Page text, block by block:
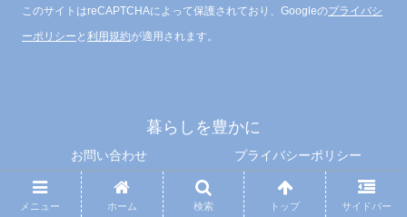
このサイトはreCAPTCHAによって保護されており、Googleのプライバシ
ーポリシー と 利用規約が適用されます。
暮らしを豊かに
お問い合わせ
プライバシーポリシー
特定商取引法に基づく表記
© 2025 暮らしを豊かに.
メニュー ホーム 検索 トップ サイドバー